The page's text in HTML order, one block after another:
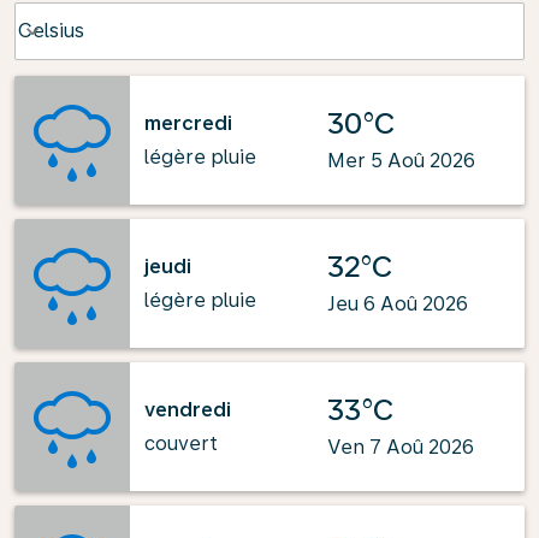
Celsius
keyboard_arrow_down
mercredi
légère pluie
30°C
Mer 5 Aoû 2026
jeudi
légère pluie
32°C
Jeu 6 Aoû 2026
vendredi
couvert
33°C
Ven 7 Aoû 2026